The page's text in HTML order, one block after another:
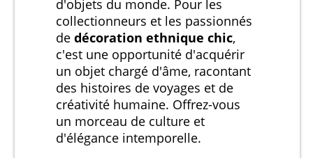
d'objets du monde. Pour les
collectionneurs et les passionnés
de décoration ethnique chic,
c'est une opportunité d'acquérir
un objet chargé d'âme, racontant
des histoires de voyages et de
créativité humaine. Offrez-vous
un morceau de culture et
d'élégance intemporelle.